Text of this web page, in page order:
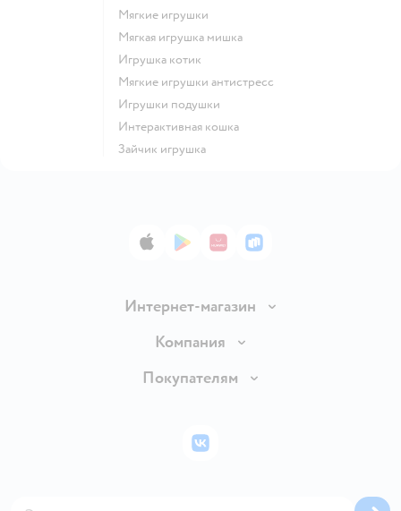
Мягкие игрушки
Мягкая игрушка мишка
Игрушка котик
Мягкие игрушки антистресс
Игрушки подушки
Интерактивная кошка
Зайчик игрушка
App StoreGoogle Play
AppGallery
RuStore
Интернет-магазин
Доставка и оплата
Правила продажи
Политика использования файлов cookie
Компания
Вакансии
Покупателям
Бонусные карты
ВКонтакте